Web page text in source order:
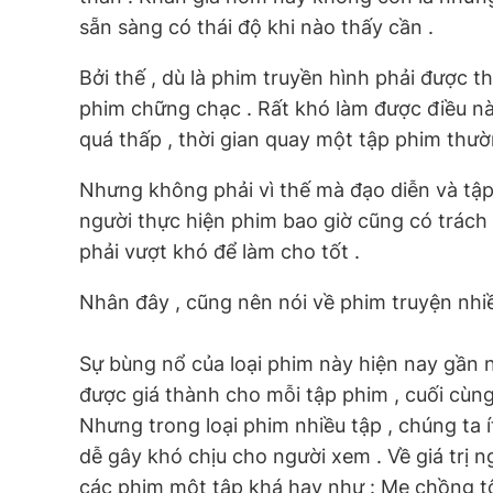
sẵn sàng có thái độ khi nào thấy cần .
Bởi thế , dù là phim truyền hình phải được
phim chững chạc . Rất khó làm được điều
quá thấp , thời gian quay một tập phim
Nhưng không phải vì thế mà đạo diễn và
người thực hiện phim bao giờ cũng có
phải vượt khó để làm cho tốt .
Nhân đây , cũng nên nói về phim truyện
Sự bùng nổ của loại phim này hiện nay
được giá thành cho mỗi tập phim , cuối
Nhưng trong loại phim nhiều tập , chúng
dễ gây khó chịu cho người xem . Về giá trị
các phim một tập khá hay như : Mẹ chồng